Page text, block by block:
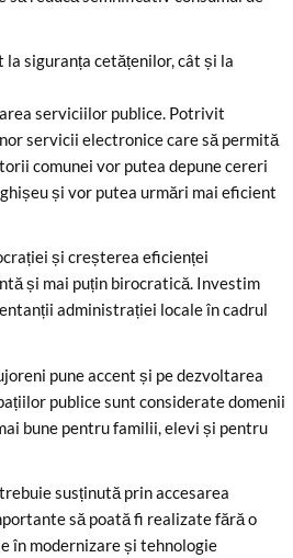
siguranța cetățenilor, cât și la
serviciilor publice. Potrivit
servicii electronice care să permită
comunei vor putea depune cereri
și vor putea urmări mai eficient
și creșterea eficienței
și mai puțin birocratică. Investim
administrației locale în cadrul
pune accent și pe dezvoltarea
publice sunt considerate domenii
bune pentru familii, elevi și pentru
susținută prin accesarea
să poată fi realizate fără o
în modernizare și tehnologie